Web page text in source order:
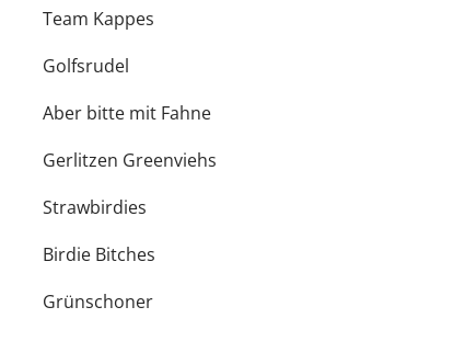
Team Kappes
Golfsrudel
Aber bitte mit Fahne
Gerlitzen Greenviehs
Strawbirdies
Birdie Bitches
Grünschoner